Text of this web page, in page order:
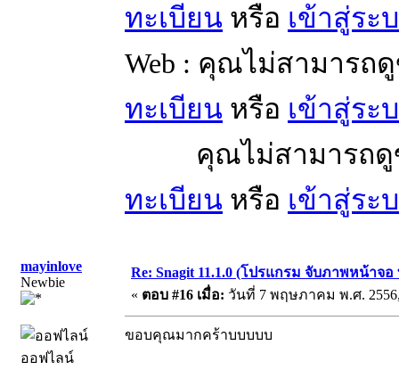
ทะเบียน หรือ เข้าสู่ระ
Web : คุณไม่สามาร
ทะเบียน หรือ เข้าสู่ระ
คุณไม่สามารถดู
ทะเบียน หรือ เข้าสู่ระ
mayinlove
Newbie
ออฟไลน์
Re: Snagit 11.1.0 (โปรแกรม จับภาพหน้าจ
« ตอบ #16 เมื่อ: วันที่ 7 พฤษภาคม พ.ศ. 2556,
ขอบคุณมากคร้าบบบบบ